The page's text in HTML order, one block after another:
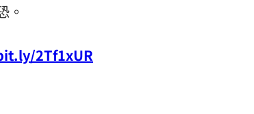
。
2Tf1xUR